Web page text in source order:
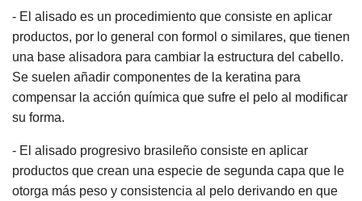
- El alisado es un procedimiento que consiste en aplicar
productos, por lo general con formol o similares, que tienen
una base alisadora para cambiar la estructura del cabello.
Se suelen añadir componentes de la keratina para
compensar la acción química que sufre el pelo al modificar
su forma.
- El alisado progresivo brasileño consiste en aplicar
productos que crean una especie de segunda capa que le
otorga más peso y consistencia al pelo derivando en que